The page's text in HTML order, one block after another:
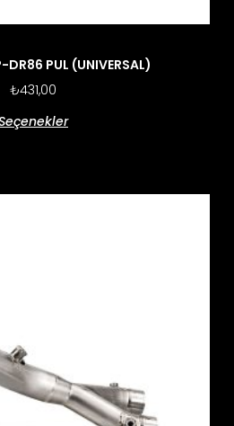
DR86 PUL (UNIVERSAL)
₺431,00